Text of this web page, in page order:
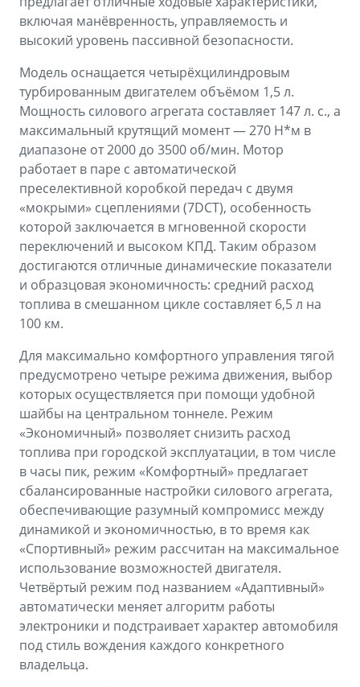
включая манёвренность, управляемость и
высокий уровень пассивной безопасности.
Модель оснащается четырёхцилиндровым
турбированным двигателем объёмом 1,5 л.
Мощность силового агрегата составляет 147 л. с., а
максимальный крутящий момент — 270 Н*м в
диапазоне от 2000 до 3500 об/мин. Мотор
работает в паре с автоматической
преселективной коробкой передач с двумя
«мокрыми» сцеплениями (7DCT), особенность
которой заключается в мгновенной скорости
переключений и высоком КПД. Таким образом
достигаются отличные динамические показатели
и образцовая экономичность: средний расход
топлива в смешанном цикле составляет 6,5 л на
100 км.
Для максимально комфортного управления тягой
предусмотрено четыре режима движения, выбор
которых осуществляется при помощи удобной
шайбы на центральном тоннеле. Режим
«Экономичный» позволяет снизить расход
топлива при городской эксплуатации, в том числе
в часы пик, режим «Комфортный» предлагает
сбалансированные настройки силового агрегата,
обеспечивающие разумный компромисс между
динамикой и экономичностью, в то время как
«Спортивный» режим рассчитан на максимальное
использование возможностей двигателя.
Четвёртый режим под названием «Адаптивный»
автоматически меняет алгоритм работы
электроники и подстраивает характер автомобиля
под стиль вождения каждого конкретного
владельца.